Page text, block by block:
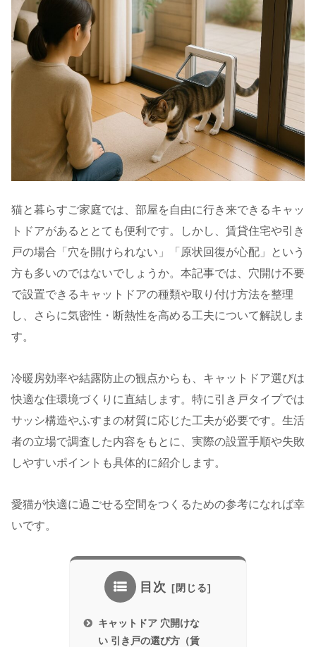
猫と暮らすご家庭では、部屋を自由に行き来できるキャッ
トドアがあるととても便利です。しかし、賃貸住宅や引き
戸の場合「穴を開けられない」「原状回復が心配」という
方も多いのではないでしょうか。本記事では、穴開け不要
で設置できるキャットドアの種類や取り付け方法を整理
し、さらに気密性・断熱性を高める工夫について解説しま
す。
冷暖房効率や結露防止の観点からも、キャットドア選びは
快適な住環境づくりに直結します。特に引き戸タイプでは
サッシ構造やふすまの材質に応じた工夫が必要です。生活
者の立場で調査した内容をもとに、実際の設置手順や失敗
しやすいポイントも具体的に紹介します。
愛猫が快適に過ごせる空間をつくるための参考になれば幸
いです。
目次
キャットドア 穴開けな
い 引き戸の選び方（賃